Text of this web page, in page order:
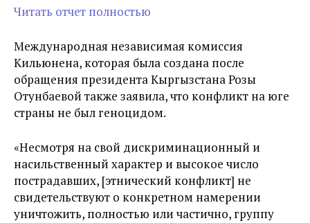
Читать отчет полностью
Международная независимая комиссия
Кильюнена, которая была создана после
обращения президента Кыргызстана Розы
Отунбаевой также заявила, что конфликт на юге
страны не был геноцидом.
«Несмотря на свой дискриминационный и
насильственный характер и высокое число
пострадавших, [этнический конфликт] не
свидетельствуют о конкретном намерении
уничтожить, полностью или частично, группу